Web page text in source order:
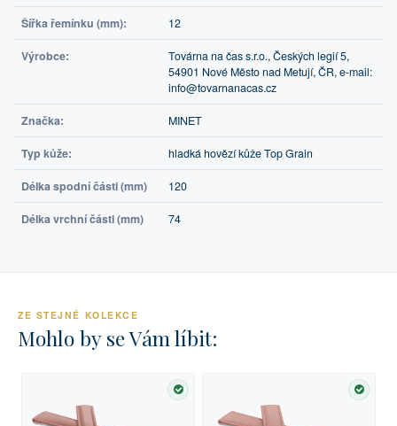
Šířka řemínku (mm): 12
Výrobce:
Továrna na čas s.r.o., Českých legií 5,
54901 Nové Město nad Metují, ČR, e-mail:
info@tovarnanacas.cz
Značka: MINET
Typ kůže: hladká hovězí kůže Top Grain
Délka spodní části (mm) 120
Délka vrchní části (mm) 74
ZE STEJNÉ KOLEKCE
Mohlo by se Vám líbit:
SKLADEM